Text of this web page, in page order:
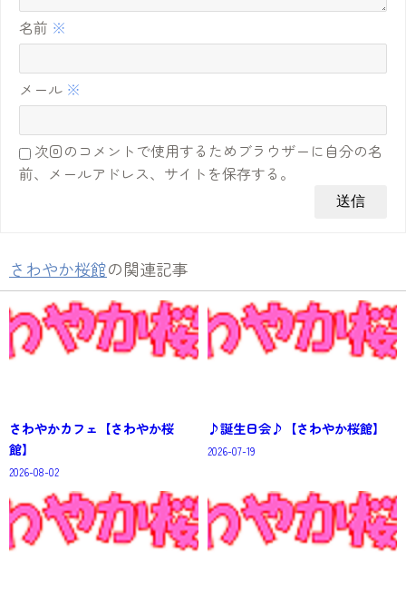
名前 ※
メール ※
次回のコメントで使用するためブラウザーに自分の名
前、メールアドレス、サイトを保存する。
さわやか桜館の関連記事
さわやかカフェ【さわやか桜
館】
2026-08-02
♪誕生日会♪【さわやか桜館】
2026-07-19